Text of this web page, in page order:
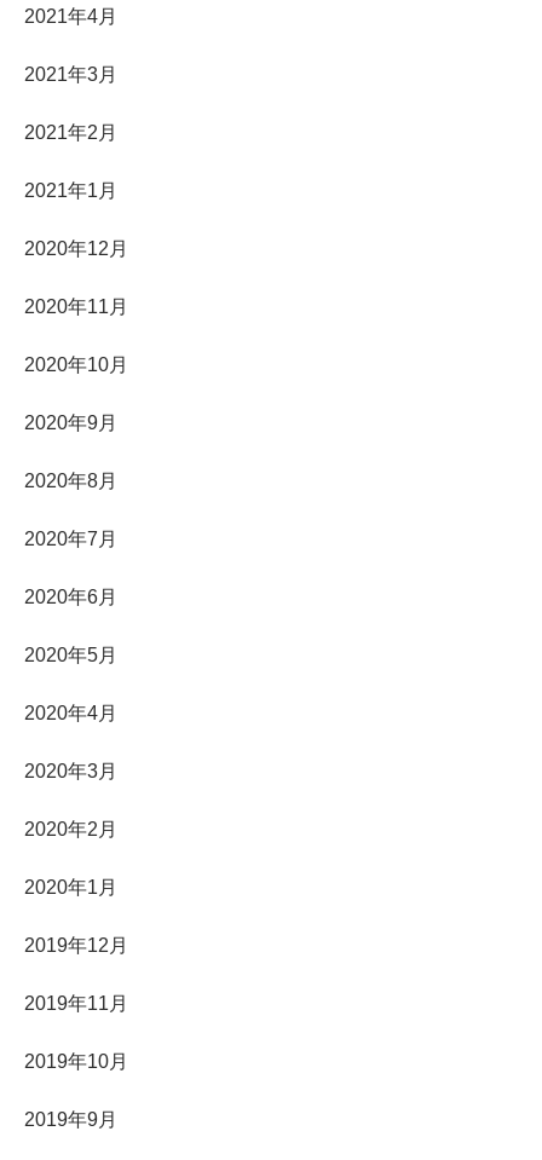
2021年4月
2021年3月
2021年2月
2021年1月
2020年12月
2020年11月
2020年10月
2020年9月
2020年8月
2020年7月
2020年6月
2020年5月
2020年4月
2020年3月
2020年2月
2020年1月
2019年12月
2019年11月
2019年10月
2019年9月